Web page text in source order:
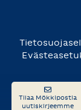
Tilaa Mökkipostia
uutiskirjeemme